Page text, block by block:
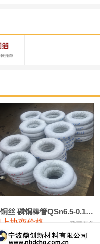
15,105 -70
331,000 -10,000
92,000 1,000
88,000 1,000
17,500 0
19,000 100
18,100 100磷铜丝 磷铜棒管QSn6.5-0.1 7-0.2 8-0.3
协商价格 联荣有色